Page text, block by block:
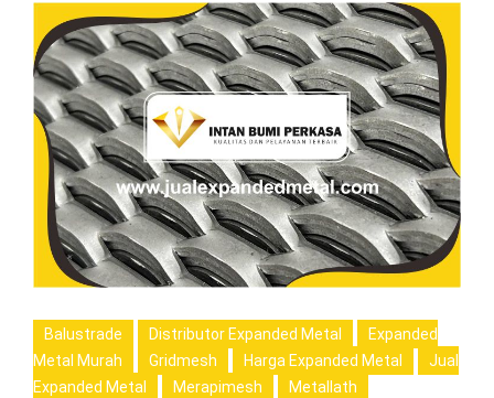
Balustrade Distributor Expanded Metal
Expanded
Metal Murah
Gridmesh Harga Expanded Metal
Jual
Expanded Metal
Merapimesh
Metallath